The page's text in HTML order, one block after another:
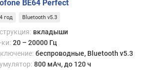
BE64 Perfect
год Bluetooth v5.3
вкладыши
ки: 20 – 20000 Гц
беспроводные, Bluetooth v5.3
800 мАч, до 120 ч